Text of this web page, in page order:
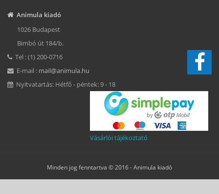
Animula kiadó
1026 Budapest
Bimbó út 184/b.
Tel : (1) 200-0716
E-mail : mail@animula.hu
Nyitvatartás: Hétfő - péntek: 9 - 18
Vásárlói tájékoztató
Minden jog fenntartva © 2016 -Animula kiadó